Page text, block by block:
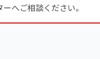
へご相談ください。